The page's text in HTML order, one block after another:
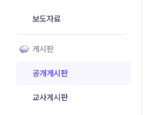
보도자료
게시판
공개게시판
교사게시판